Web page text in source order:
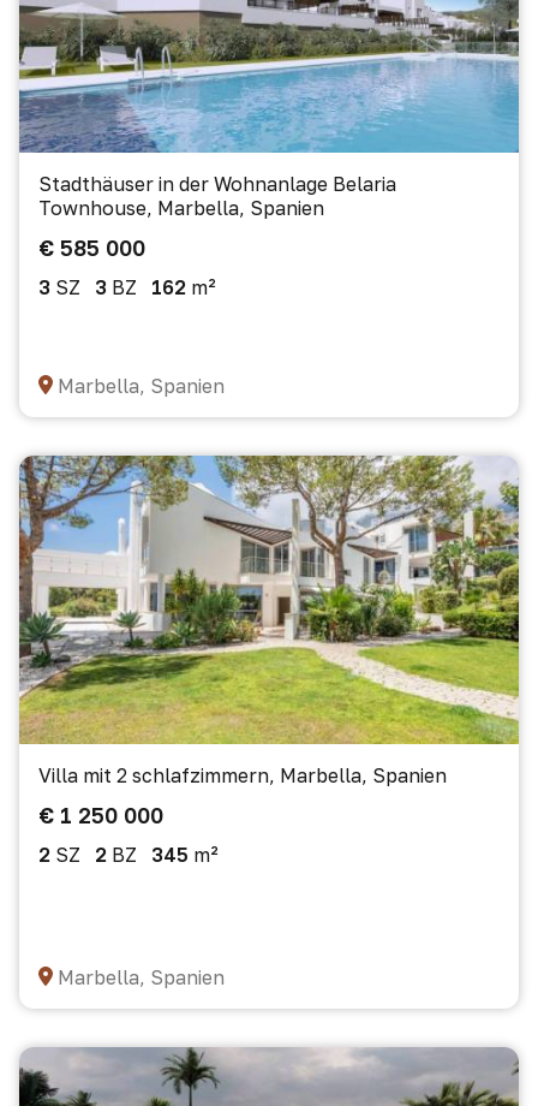
Stadthäuser in der Wohnanlage Belaria
Townhouse, Marbella, Spanien
€ 585 000
3 SZ 3 BZ 162 m²
Marbella, Spanien
Villa mit 2 schlafzimmern, Marbella, Spanien
€ 1 250 000
2 SZ 2 BZ 345 m²
Marbella, Spanien